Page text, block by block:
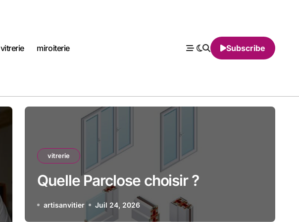
vitrerie miroiterie Subscribe
vitrerie
Quelle Parclose choisir ?
artisanvitier Juil 24, 2026